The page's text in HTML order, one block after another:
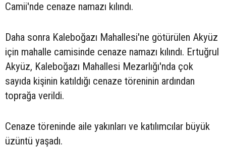
Camii'nde cenaze namazı kılındı.
Daha sonra Kaleboğazı Mahallesi'ne götürülen Akyüz
için mahalle camisinde cenaze namazı kılındı. Ertuğrul
Akyüz, Kaleboğazı Mahallesi Mezarlığı'nda çok
sayıda kişinin katıldığı cenaze töreninin ardından
toprağa verildi.
Cenaze töreninde aile yakınları ve katılımcılar büyük
üzüntü yaşadı.